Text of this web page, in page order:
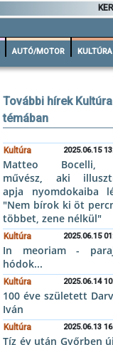
AUTÓ/MOTOR KULTÚRA
További hírek Kultúra
témában
Kultúra 2025.06.15
Matteo Bocelli,
művész, aki
apja nyomdokaiba
"Nem bírok ki öt
többet, zene nélkül"
Kultúra 2025.06.15
In meoriam -
hódok...
Kultúra 2025.06.14
100 éve született
Iván
Kultúra 2025.06.13
Tíz év után Győrben